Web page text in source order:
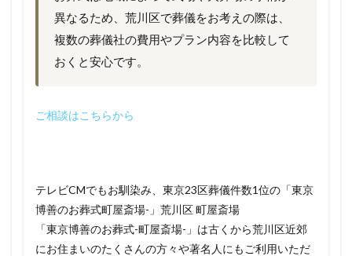
異なるため、荒川区で葬儀をお考えの際は、
複数の葬儀社の費用やプラン内容を比較して
おくと安心です。
ご相談はこちらから
テレビCMでもお馴染み、東京23区葬儀件数1位の「東京
博善のお葬式町屋斎場-」荒川区 町屋斎場
「東京博善のお葬式-町屋斎場-」は古くから荒川区近郊
にお住まいのたくさんの方々や著名人にもご利用いただ